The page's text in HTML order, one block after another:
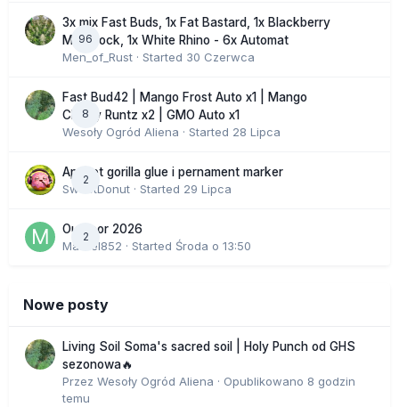
96
3x mix Fast Buds, 1x Fat Bastard, 1x Blackberry
Moonrock, 1x White Rhino - 6x Automat
Men_of_Rust · Started 30 Czerwca
8
Fast Bud42 | Mango Frost Auto x1 | Mango
Cherry Runtz x2 | GMO Auto x1
Wesoły Ogród Aliena · Started 28 Lipca
2
Apricot gorilla glue i pernament marker
SweetDonut · Started 29 Lipca
2
Outdoor 2026
Marcel852 · Started Środa o 13:50
Nowe posty
Living Soil Soma's sacred soil | Holy Punch od GHS
sezonowa🔥
Przez Wesoły Ogród Aliena · Opublikowano 8 godzin
temu